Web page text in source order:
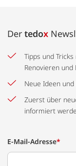
Der tedox
Tipps und
Renovieren
Neue Ideen
Zuerst über
informiert
E-Mail-Adresse*